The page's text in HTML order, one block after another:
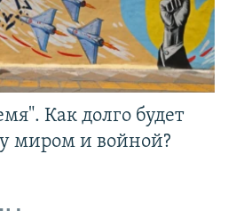
Как долго будет
миром и войной?